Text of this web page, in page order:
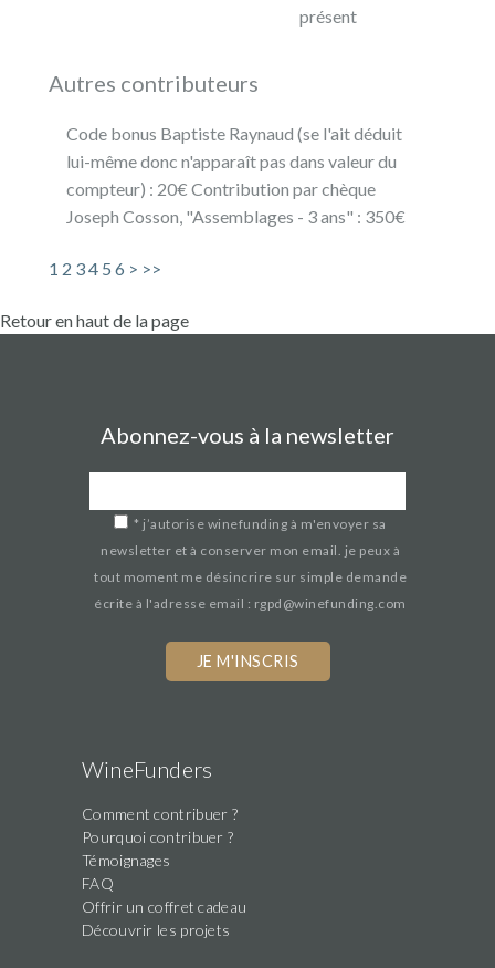
présent
Autres contributeurs
Code bonus Baptiste Raynaud (se l'ait déduit
lui-même donc n'apparaît pas dans valeur du
compteur) : 20€ Contribution par chèque
Joseph Cosson, "Assemblages - 3 ans" : 350€
1 2 34 5 6 > >>
Retour en haut de la page
Abonnez-vous à la newsletter
* j’autorise winefunding à m'envoyer sa
newsletter et à conserver mon email. je peux à
tout moment me désincrire sur simple demande
écrite à l'adresse email : rgpd@winefunding.com
WineFunders
Comment contribuer ?
Pourquoi contribuer ?
Témoignages
FAQ
Offrir un coffret cadeau
Découvrir les projets